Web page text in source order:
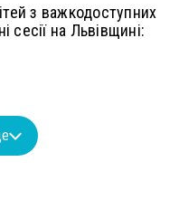
з важкодоступних
сесії на Львівщині: